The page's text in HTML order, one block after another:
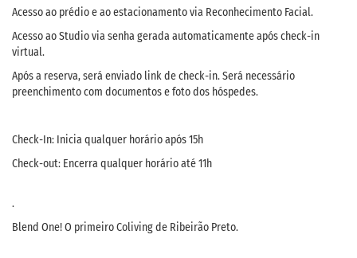
Acesso ao prédio e ao estacionamento via Reconhecimento Facial.
Acesso ao Studio via senha gerada automaticamente após check-in
virtual.
Após a reserva, será enviado link de check-in. Será necessário
preenchimento com documentos e foto dos hóspedes.
Check-In: Inicia qualquer horário após 15h
Check-out: Encerra qualquer horário até 11h
.
Blend One! O primeiro Coliving de Ribeirão Preto.